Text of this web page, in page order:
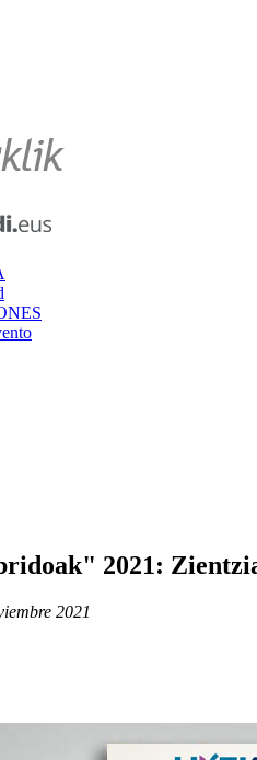
2021:
2021